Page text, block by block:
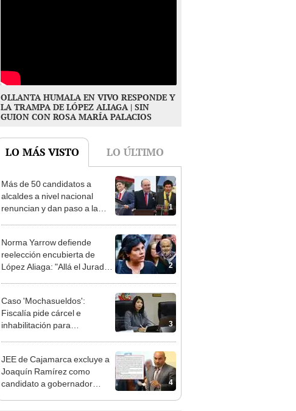
OLLANTA HUMALA EN VIVO RESPONDE Y
LA TRAMPA DE LÓPEZ ALIAGA | SIN
GUION CON ROSA MARÍA PALACIOS
LO MÁS VISTO LO ÚLTIMO
1
Más de 50 candidatos a
alcaldes a nivel nacional
renuncian y dan paso a la
2
Norma Yarrow defiende
reelección encubierta de
López Aliaga: "Allá el Jurado
3
Caso 'Mochasueldos':
Fiscalía pide cárcel e
inhabilitación para
4
JEE de Cajamarca excluye a
Joaquín Ramírez como
candidato a gobernador